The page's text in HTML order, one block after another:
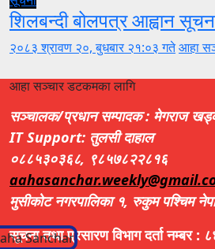
शिलबन्दी बोलपत्र आह्वान
२०८३ श्रावण २०, बुधबार २१:०३ गतेआहा
आहा सञ्चार डटकमका लागि
सञ्चालक/प्रधान सम्पादक : मेगराज
IT Support: तुलसी दाहाल
०८८५३०३६८, ९८५७८२२८१६
मुसीकोट नगरपालिका १, रुकुम पश्चिम
सूचना तथा प्रसारण विभाग दर्ता नम्बर